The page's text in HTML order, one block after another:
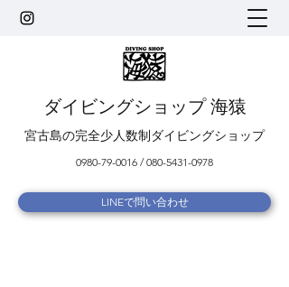
ダイビングショップ 海猿
宮古島の完全少人数制ダイビングショップ
0980-79-0016 /080-5431-0978
LINEで問い合わせ